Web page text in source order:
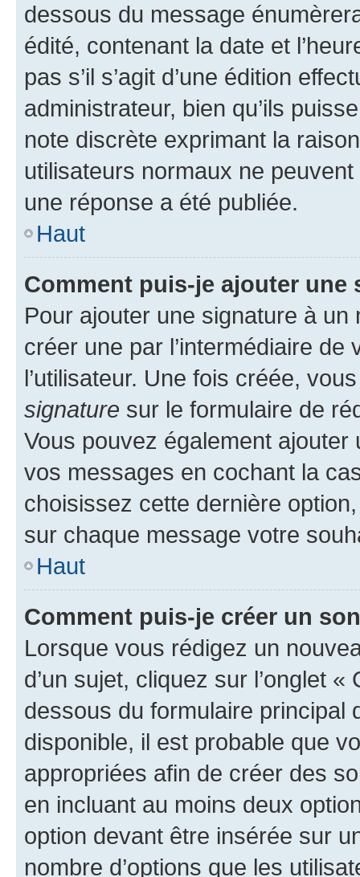
dessous du message
édité, contenant la date et
pas s’il s’agit d’une édition
administrateur, bien qu’ils
note discrète exprimant la
utilisateurs normaux ne
une réponse a été publiée.
Haut
Comment puis-je ajouter une
Pour ajouter une signature à un
créer une par l’intermédiaire
l’utilisateur. Une fois créée,
signature sur le formulaire de
Vous pouvez également
vos messages en cochant la
choisissez cette dernière
sur chaque message votre
Haut
Comment puis-je créer un
Lorsque vous rédigez un
d’un sujet, cliquez sur l’onglet
dessous du formulaire principal
disponible, il est probable que
appropriées afin de créer des
en incluant au moins deux
option devant être insérée sur
nombre d’options que les